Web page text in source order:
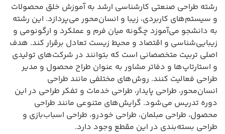
رشته طراحی صنعتی کارشناسی ارشد به آموزش خلق محصولات
و سیستم‌های کاربردی، زیبا و انسان‌محور می‌پردازد. این رشته
به دانشجو می‌آموزد چگونه میان فرم و عملکرد و ارگونومی و
زیبایی‌شناسی و اقتصاد و محیط زیست تعادل برقرار کند. هدف
اصلی تربیت متخصصانی است که بتوانند در شرکت‌های تولیدی
و استارتاپ‌ها و دفاتر مشاور به عنوان طراح محصول و مدیر
طراحی فعالیت کنند. روش‌های مختلفی مانند طراحی
انسان‌محور، طراحی پایدار، طراحی خدمات و تفکر طراحی در این
دوره تدریس می‌شود. گرایش‌های متنوعی مانند طراحی
محصول، طراحی مبلمان، طراحی خودرو، طراحی اسباب‌بازی و
طراحی بسته‌بندی در این مقطع وجود دارد.